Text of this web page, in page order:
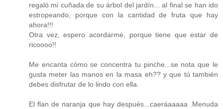
regaló mi cuñada de su árbol del jardín... al final se han ido
estropeando, porque con la cantidad de fruta que hay
ahora!!!
Otra vez, espero acordarme, porque tiene que estar de
ricoooo!!
Me encanta cómo se concentra tu pinche...se nota que le
gusta meter las manos en la masa eh?? y que tú también
debes disfrutar de lo lindo con ella.
El flan de naranja que hay después...caeráaaaaa .Menuda